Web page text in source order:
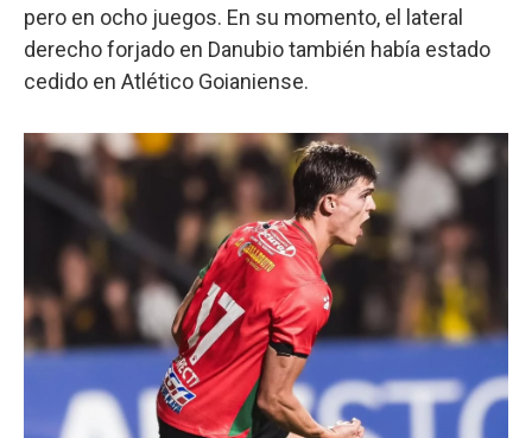
pero en ocho juegos. En su momento, el lateral
derecho forjado en Danubio también había estado
cedido en Atlético Goianiense.